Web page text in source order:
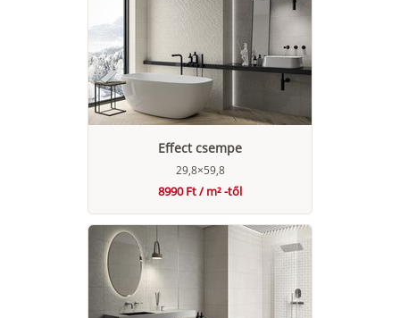
Effect csempe
29,8×59,8
8990 Ft / m² -től